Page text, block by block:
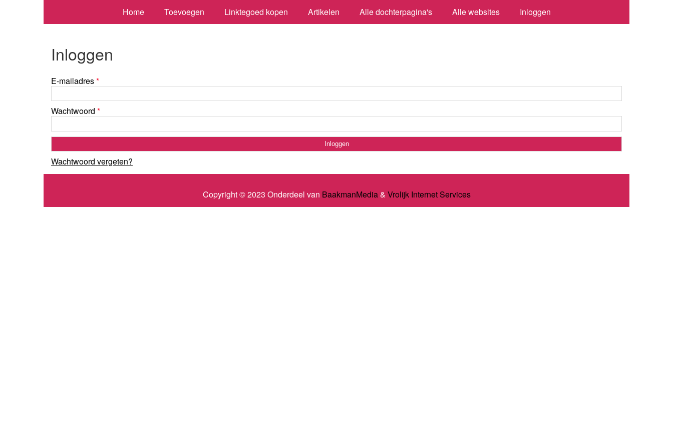
Home Toevoegen Linktegoed kopen Artikelen Alle dochterpagina's Alle websites Inloggen
Inloggen
E-mailadres*
Wachtwoord *
Wachtwoord vergeten?
Copyright © 2023 Onderdeel van BaakmanMedia& Vrolijk Internet Services